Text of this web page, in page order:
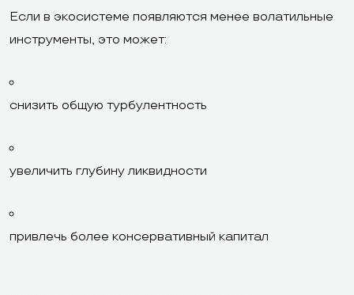
Если в экосистеме появляются менее волатильные
инструменты, это может:
снизить общую турбулентность
увеличить глубину ликвидности
привлечь более консервативный капитал